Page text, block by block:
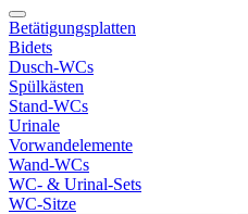
Betätigungsplatten
Bidets
Dusch-WCs
Spülkästen
Stand-WCs
Urinale
Vorwandelemente
Wand-WCs
WC- & Urinal-Sets
WC-Sitze